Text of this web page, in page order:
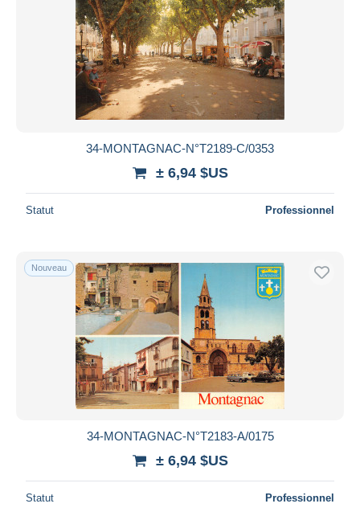
34-MONTAGNAC-N°T2189-C/0353
± 6,94 $US
Statut Professionnel
Nouveau
34-MONTAGNAC-N°T2183-A/0175
± 6,94 $US
Statut Professionnel